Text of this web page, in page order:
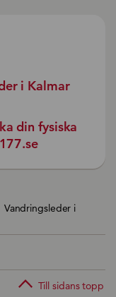
i Kalmar
din fysiska
Vandringsleder i
Till sidans topp